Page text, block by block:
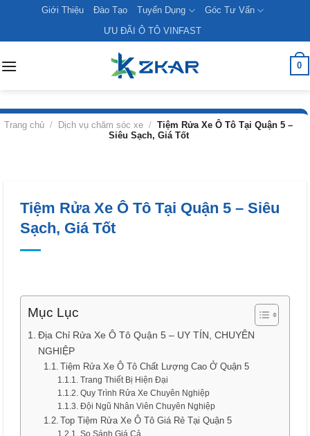
content
Giới Thiệu Đào Tạo Tuyển Dụng
Góc Tư Vấn
ƯU ĐÃI Ô TÔ VINFAST
0
Trang chủ / Dịch vụ chăm sóc xe / Tiệm Rửa Xe Ô Tô Tại Quận 5 –
Siêu Sạch, Giá Tốt
Tiệm Rửa Xe Ô Tô Tại Quận 5 – Siêu
Sạch, Giá Tốt
Mục Lục
Địa Chỉ Rửa Xe Ô Tô Quận 5 – UY TÍN, CHUYÊN
NGHIỆP
Tiệm Rửa Xe Ô Tô Chất Lượng Cao Ở Quận 5
Trang Thiết Bị Hiện Đại
Quy Trình Rửa Xe Chuyên Nghiệp
Đội Ngũ Nhân Viên Chuyên Nghiệp
Top Tiệm Rửa Xe Ô Tô Giá Rẻ Tại Quận 5
So Sánh Giá Cả